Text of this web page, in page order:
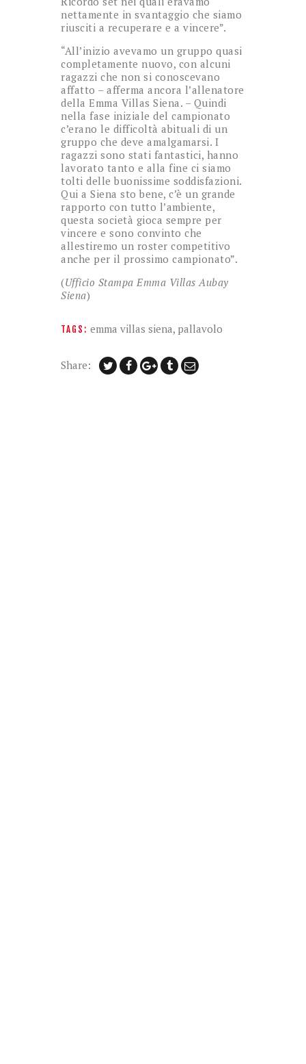
nettamente in svantaggio che siamo
riusciti a recuperare e a vincere”.
“All’inizio avevamo un gruppo quasi
completamente nuovo, con alcuni
ragazzi che non si conoscevano
affatto – afferma ancora l’allenatore
della Emma Villas Siena. – Quindi
nella fase iniziale del campionato
c’erano le difficoltà abituali di un
gruppo che deve amalgamarsi. I
ragazzi sono stati fantastici, hanno
lavorato tanto e alla fine ci siamo
tolti delle buonissime soddisfazioni.
Qui a Siena sto bene, c’è un grande
rapporto con tutto l’ambiente,
questa società gioca sempre per
vincere e sono convinto che
allestiremo un roster competitivo
anche per il prossimo campionato”.
(Ufficio Stampa Emma Villas Aubay
Siena)
TAGS: emma villas siena, pallavolo
Share: